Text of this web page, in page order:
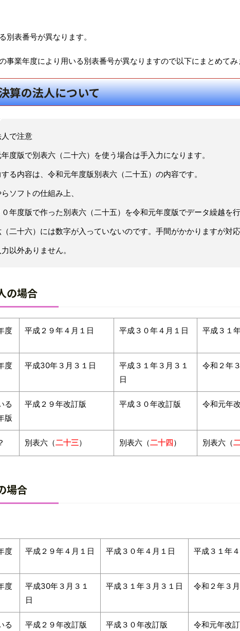
別表番号が異なります。
事業年度により用いる別表番号が異なりますので以下にまとめてみ
算の法人について
人で注意
度版で別表六（二十六）を使う場合は手入力になります。
る内容は、令和元年度版別表六（二十五）の内容です。
ソフトの仕組み上、
年度版で作った別表六（二十五）を令和元年度版でデータ繰越を
二十六）には数字が入っていないのです。手間がかかりますが対
以外ありません。
の場合
度 平成２９年４月１日 平成３０年４月１日 平成３１
度 平成30年３月３１日
平成３１年３月３１
日
令和２年
る
版
平成２９年改訂版 平成３０年改訂版 令和元年
別表六（二十三） 別表六（二十四） 別表六（
場合
度 平成２９年４月１日 平成３０年４月１日 平成３１年
度
平成30年３月３１
日
平成３１年３月３１日 令和２年３
る
平成２９年改訂版 平成３０年改訂版 令和元年改